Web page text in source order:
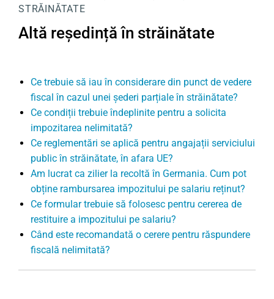
STRĂINĂTATE
Altă reședință în străinătate
Ce trebuie să iau în considerare din punct de vedere
fiscal în cazul unei șederi parțiale în străinătate?
Ce condiții trebuie îndeplinite pentru a solicita
impozitarea nelimitată?
Ce reglementări se aplică pentru angajații serviciului
public în străinătate, în afara UE?
Am lucrat ca zilier la recoltă în Germania. Cum pot
obține rambursarea impozitului pe salariu reținut?
Ce formular trebuie să folosesc pentru cererea de
restituire a impozitului pe salariu?
Când este recomandată o cerere pentru răspundere
fiscală nelimitată?